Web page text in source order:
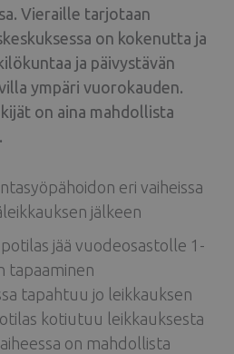
Vieraille tarjotaan
on kokenutta ja
ja päivystävän
ympäri vuorokauden.
on aina mahdollista
eri vaiheissa
jälkeen
jää vuodeosastolle 1-
tapaaminen
tapahtuu jo leikkauksen
kotiutuu leikkauksesta
on mahdollista